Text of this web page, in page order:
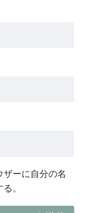
ーに自分の名
。